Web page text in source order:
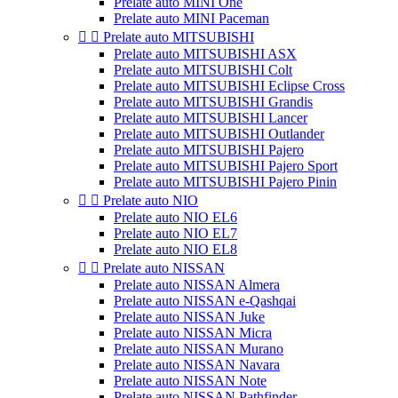
Prelate auto MINI Paceman
  Prelate auto MITSUBISHI
Prelate auto MITSUBISHI ASX
Prelate auto MITSUBISHI Colt
Prelate auto MITSUBISHI Eclipse Cross
Prelate auto MITSUBISHI Grandis
Prelate auto MITSUBISHI Lancer
Prelate auto MITSUBISHI Outlander
Prelate auto MITSUBISHI Pajero
Prelate auto MITSUBISHI Pajero Sport
Prelate auto MITSUBISHI Pajero Pinin
  Prelate auto NIO
Prelate auto NIO EL6
Prelate auto NIO EL7
Prelate auto NIO EL8
  Prelate auto NISSAN
Prelate auto NISSAN Almera
Prelate auto NISSAN e-Qashqai
Prelate auto NISSAN Juke
Prelate auto NISSAN Micra
Prelate auto NISSAN Murano
Prelate auto NISSAN Navara
Prelate auto NISSAN Note